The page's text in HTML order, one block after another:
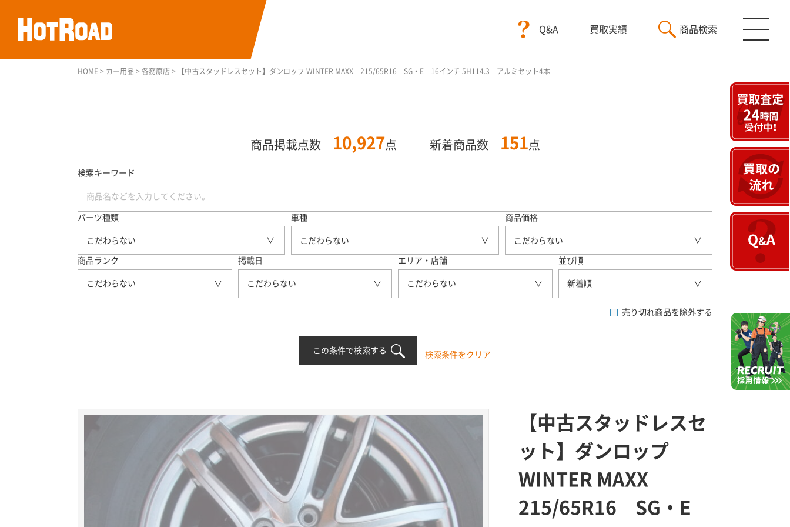
Q&A 買取実績 商品検索
HOME > カー用品 > 各務原店 > 【中古スタッドレスセット】ダンロップ WINTER MAXX 215/65R16 SG・E 16インチ 5H114.3 アルミセット4本
商品掲載点数 10,927点 新着商品数 151 点
検索キーワード
パーツ種類
こだわらない
車種
こだわらない
商品価格
こだわらない
商品ランク
こだわらない
掲載日
こだわらない
エリア・店舗
こだわらない
並び順
新着順
売り切れ商品を除外する
この条件で検索する 検索条件をクリア
【中古スタッドレスセ
ット】ダンロップ
WINTER MAXX
215/65R16 SG・E